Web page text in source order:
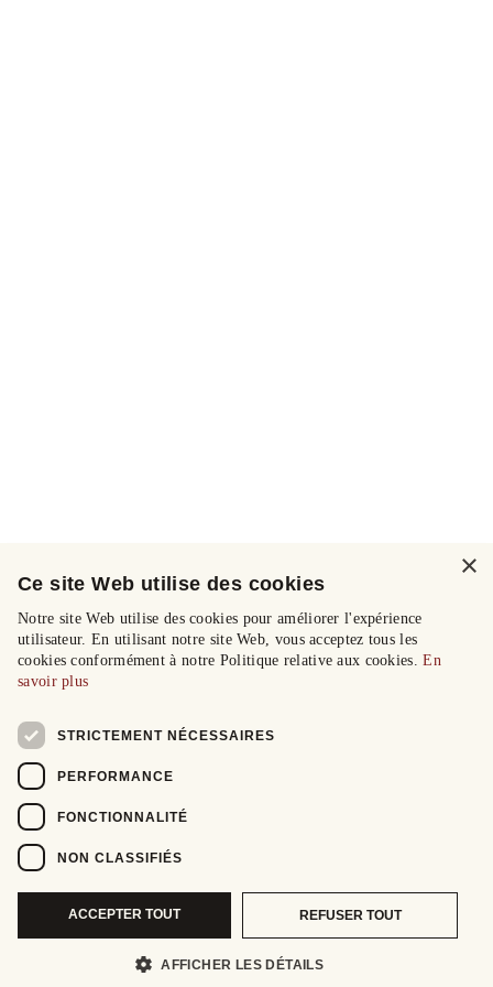
×
Ce site Web utilise des cookies
Notre site Web utilise des cookies pour améliorer l'expérience
utilisateur. En utilisant notre site Web, vous acceptez tous les
cookies conformément à notre Politique relative aux cookies.En
savoir plus
STRICTEMENT NÉCESSAIRES
PERFORMANCE
FONCTIONNALITÉ
NON CLASSIFIÉS
ACCEPTER TOUT REFUSER TOUT
AFFICHER LES DÉTAILS